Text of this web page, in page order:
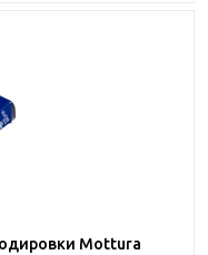
Mottura